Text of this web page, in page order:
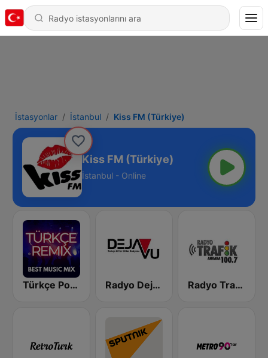
İstasyonlar İstanbul Kiss FM (Türkiye)
Kiss FM (Türkiye)
İstanbul - Online
Türkçe Pop Remix BESTradio Radyo Dejavu Radyo Trafik Istanbul